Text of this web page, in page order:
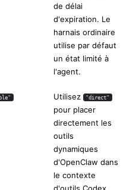
de délai
d'expiration. Le
harnais ordinaire
utilise par défaut
un état limité à
l'agent.
Utilisez "direct"
pour placer
directement les
outils
dynamiques
d'OpenClaw dans
le contexte
d'outils Codex